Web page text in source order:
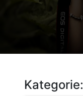
Kategorie: